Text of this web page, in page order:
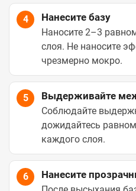
4 Нанесите базу
Наносите 2–3
слоя. Не наносите
чрезмерно мокро.
5 Выдерживайте
Соблюдайте
дожидайтесь
каждого слоя.
6 Нанесите